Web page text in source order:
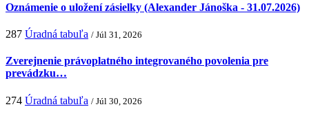
Oznámenie o uložení zásielky (Alexander Jánoška - 31.07.2026)
287 Úradná tabuľa / Júl 31, 2026
Zverejnenie právoplatného integrovaného povolenia pre
prevádzku…
274 Úradná tabuľa / Júl 30, 2026